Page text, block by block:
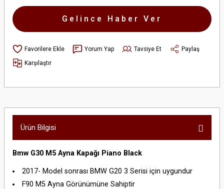
Gelince Haber Ver
Yorum Yap Tavsiye Et
Paylaş
Karşılaştır
Ürün Bilgisi
Bmw G30 M5 Ayna Kapağı Piano Black
2017- Model sonrası BMW G20 3 Serisi için uygundur
F90 M5 Ayna Görünümüne Sahiptir